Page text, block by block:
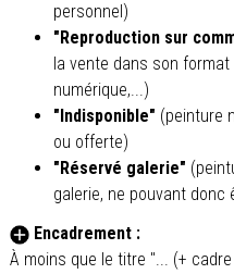
personnel)
"Reproduction sur
la vente dans son format
numérique,...)
"Indisponible" (peinture
ou offerte)
"Réservé galerie"
galerie, ne pouvant
Encadrement :
À moins que le titre "... (+